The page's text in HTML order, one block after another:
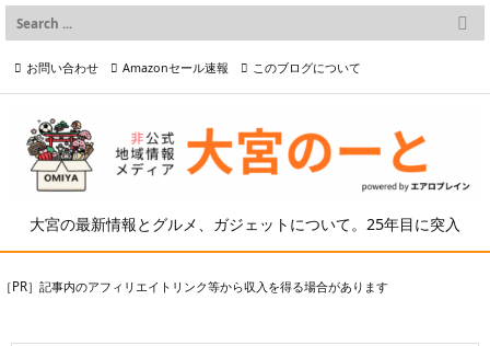
大宮の最新情報とグルメ、ガジェットについて。25年目に突入

メニュー

検索
お問い合わせ Amazonセール速報 このブログについて
プライバシーポリシー等
［PR］記事内のアフィリエイトリンク等から収入を得る場合があります